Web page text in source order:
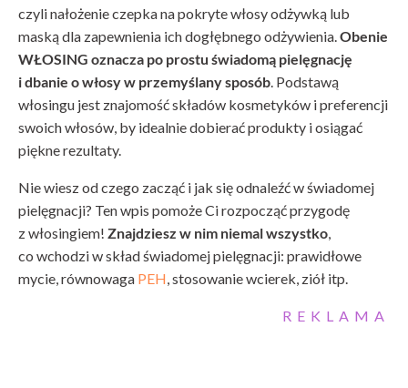
czyli nałożenie czepka na pokryte włosy odżywką lub
maską dla zapewnienia ich dogłębnego odżywienia. Obenie
WŁOSING oznacza po prostu świadomą pielęgnację
i dbanie o włosy w przemyślany sposób . Podstawą
włosingu jest znajomość składów kosmetyków i preferencji
swoich włosów, by idealnie dobierać produkty i osiągać
piękne rezultaty.
Nie wiesz od czego zacząć i jak się odnaleźć w świadomej
pielęgnacji? Ten wpis pomoże Ci rozpocząć przygodę
z włosingiem! Znajdziesz w nim niemal wszystko
co wchodzi w skład świadomej pielęgnacji: prawidłowe
mycie, równowaga PEH , stosowanie wcierek, ziół itp.
REKLAMA